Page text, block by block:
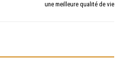
une meilleure qualité de vie